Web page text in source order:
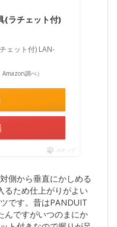
(ラチェット付)
ェット付) LAN-
調べ）
ポチップ
側から垂直にかしめる
るため仕上がりがよい
です。昔はPANDUIT
んですがいつのまにか